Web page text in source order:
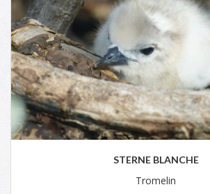
STERNE BLANCHE
Tromelin